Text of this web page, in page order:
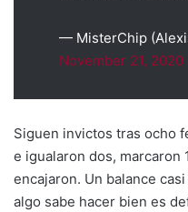
— MisterChip
November 21, 2020
Siguen invictos tras ocho
e igualaron dos, marcaron
encajaron. Un balance
algo sabe hacer bien es